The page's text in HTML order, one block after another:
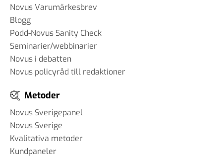
Novus Varumärkesbrev
Blogg
Podd-Novus Sanity Check
Seminarier/webbinarier
Novus i debatten
Novus policyråd till redaktioner
Metoder
Novus Sverigepanel
Novus Sverige
Kvalitativa metoder
Kundpaneler